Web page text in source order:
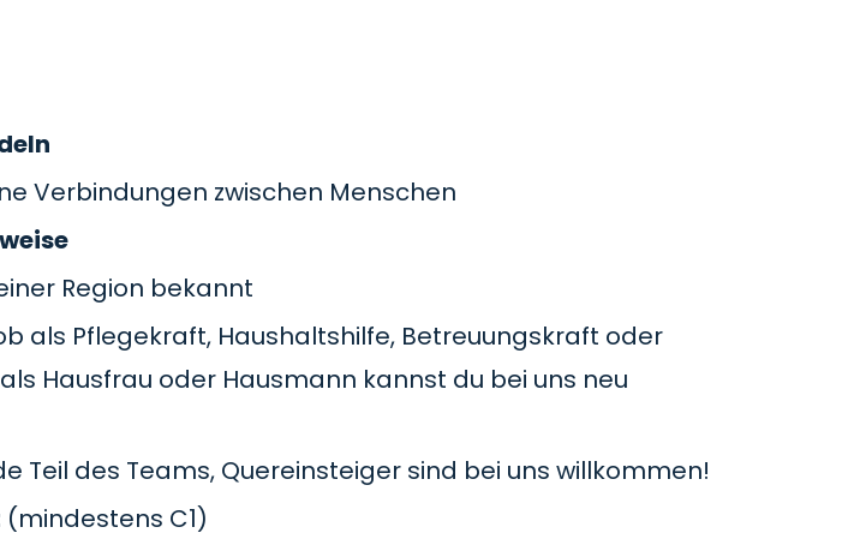
Verbindungen zwischen Menschen
Region bekannt
als Pflegekraft, Haushaltshilfe, Betreuungskraft oder
Hausfrau oder Hausmann kannst du bei uns neu
Teil des Teams, Quereinsteiger sind bei uns willkommen!
(mindestens C1)